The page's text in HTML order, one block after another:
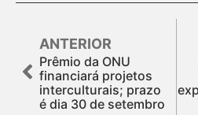
ANTERIOR
Prêmio da ONU
financiará projetos
interculturais; prazo
é dia 30 de setembro